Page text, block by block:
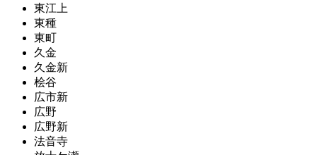
東江上
東種
東町
久金
久金新
桧谷
広市新
広野
広野新
法音寺